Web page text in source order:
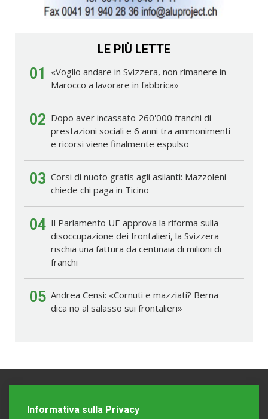
LE PIÙ LETTE
01
«Voglio andare in Svizzera, non rimanere in
Marocco a lavorare in fabbrica»
02 Dopo aver incassato 260'000 franchi di
prestazioni sociali e 6 anni tra ammonimenti
e ricorsi viene finalmente espulso
03 Corsi di nuoto gratis agli asilanti: Mazzoleni
chiede chi paga in Ticino
04 Il Parlamento UE approva la riforma sulla
disoccupazione dei frontalieri, la Svizzera
rischia una fattura da centinaia di milioni di
franchi
05 Andrea Censi: «Cornuti e mazziati? Berna
dica no al salasso sui frontalieri»
Informativa sulla Privacy